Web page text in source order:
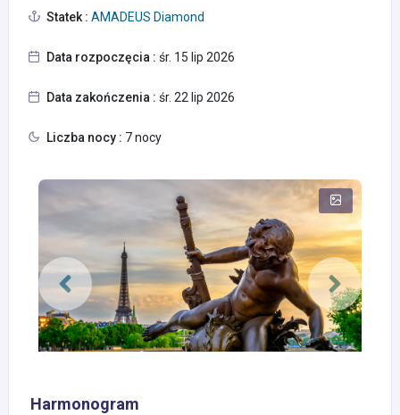
Statek : AMADEUS Diamond
Data rozpoczęcia : śr. 15 lip 2026
Data zakończenia : śr. 22 lip 2026
Liczba nocy : 7 nocy
Harmonogram